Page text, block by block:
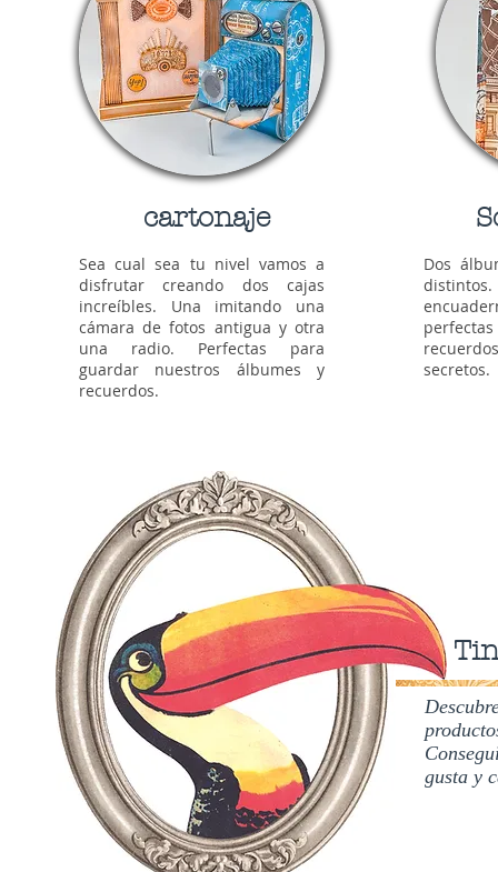
cartonaje
Sea cual sea tu nivel vamos a
disfrutar creando dos cajas
increíbles. Una imitando una
cámara de fotos antigua y otra
una radio. Perfectas para
guardar nuestros álbumes y
recuerdos.
Dos
distintos.
secretos.
gusta y